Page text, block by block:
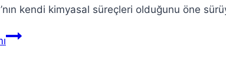
kendi kimyasal süreçleri olduğunu öne
Dünya’daki